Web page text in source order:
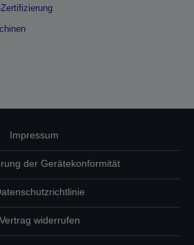
Impressum
der Gerätekonformität
Vertrag widerrufen